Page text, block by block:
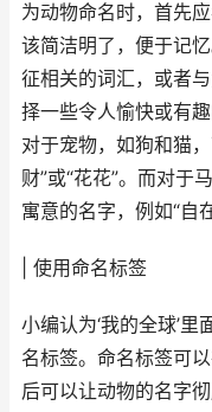
为动物命名时，首先
该简洁明了，便于记
征相关的词汇，或者
择一些令人愉快或有
对于宠物，如狗和猫
财”或“花花”。而对于
寓意的名字，例如“自在
| 使用命名标签
小编认为‘我的全球’
名标签。命名标签可
后可以让动物的名字